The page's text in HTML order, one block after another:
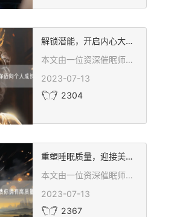
解锁潜能，开启内心大门——催眠师带你迈向个人成长之路
本文由一位资深催眠师撰写，深入探讨了催眠术在个人成长领域的应用和神奇力量。通过深度放松和潜意识互动，催眠术帮助个体获得自我认知、改变负面思维和情绪，提高专注力和学习能力，克服恐惧和焦虑。文章强调了催眠术作为解锁潜能和开启内心大门的重要工具，同时提醒读者选择经验丰富的催眠师和合理设定目标是关键。这篇文章为追求个人成长和心理平衡的读者提供了宝贵的见解和方法。
2023-07-13
2304
重塑睡眠质量，迎接美好生活——催眠师教你拥有高质量的睡眠
本文由一位资深催眠师撰写，旨在帮助读者通过催眠技术改善睡眠质量，迎接美好生活。文章提供了实用的建议，如建立规律的生物钟、深度放松身心、处理内心烦恼、调整睡眠环境、培养良好的睡前习惯，以及利用催眠音频辅助入睡等，帮助读者从多方面入手，逐步改善睡眠问题。这篇文章为那些因睡眠质量不佳而苦恼的人提供了宝贵的指导和解决方案，引导他们找到提高睡眠质量的有效方法，享受更健康、更充实的生活。
2023-07-13
2367